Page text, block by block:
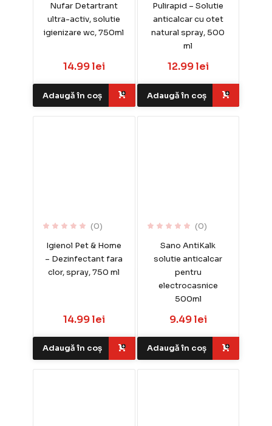
Nufar Detartrant
ultra-activ, solutie
igienizare wc, 750ml
14.99 lei
Adaugă în coș
Pulirapid – Solutie
anticalcar cu otet
natural spray, 500
ml
12.99 lei
Adaugă în coș
(0)
Igienol Pet & Home
– Dezinfectant fara
clor, spray, 750 ml
14.99 lei
Adaugă în coș
(0)
Sano AntiKalk
solutie anticalcar
pentru
electrocasnice
500ml
9.49 lei
Adaugă în coș